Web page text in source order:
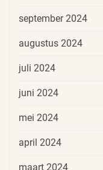
september 2024
augustus 2024
juli 2024
juni 2024
mei 2024
april 2024
maart 2024